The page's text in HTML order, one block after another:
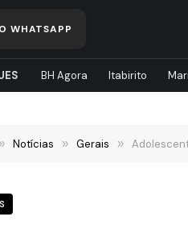
WHATSAPP
BH Agora Itabirito
» Notícias » Gerais »